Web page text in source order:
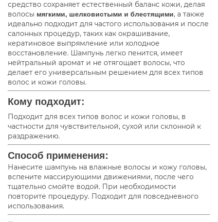
средство сохраняет естественный баланс кожи, делая
волосы мягкими, шелковистыми и блестящими, а также
идеально подходит для частого использования и после
салонных процедур, таких как окрашивание,
кератиновое выпрямление или холодное
восстановление. Шампунь легко пенится, имеет
нейтральный аромат и не отягощает волосы, что
делает его универсальным решением для всех типов
волос и кожи головы.
Кому подходит:
Подходит для всех типов волос и кожи головы, в
частности для чувствительной, сухой или склонной к
раздражению.
Способ применения:
Нанесите шампунь на влажные волосы и кожу головы,
вспените массирующими движениями, после чего
тщательно смойте водой. При необходимости
повторите процедуру. Подходит для повседневного
использования.